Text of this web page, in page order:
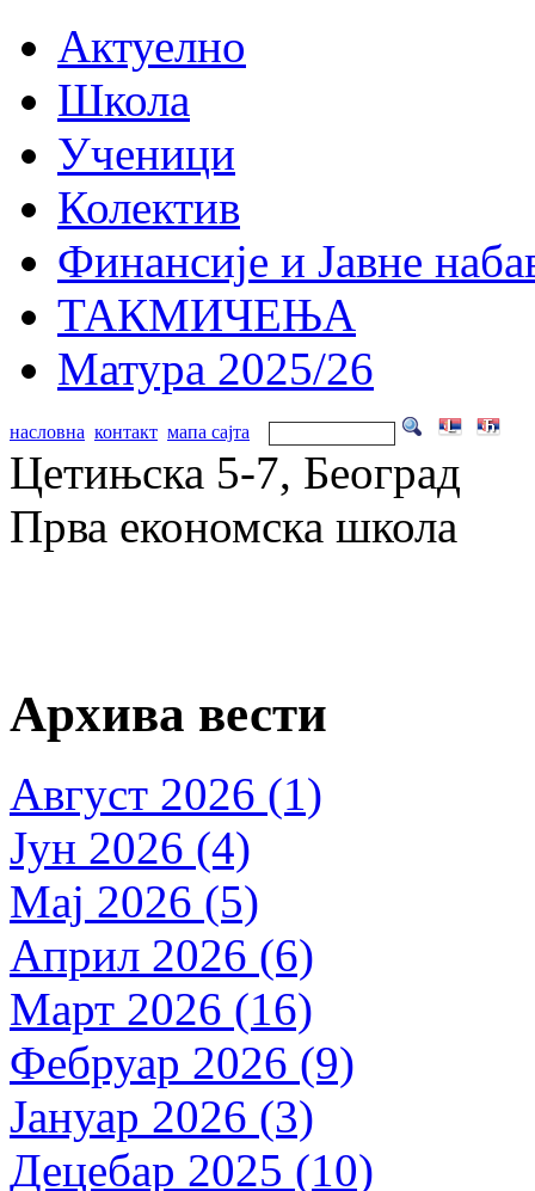
Актуелно
Школа
Ученици
Колектив
Финансије и Јавне
ТАКМИЧЕЊА
Матура 2025/26
насловна контакт мапа сајта
Цетињска 5-7, Београд
Прва економска школа
Архива вести
Август 2026 (1)
Јун 2026 (4)
Мај 2026 (5)
Април 2026 (6)
Март 2026 (16)
Фебруар 2026 (9)
Јануар 2026 (3)
Децебар 2025 (10)